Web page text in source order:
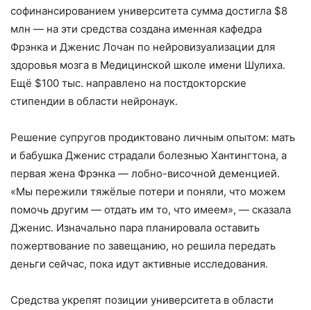
софинансированием университета сумма достигла $8
млн — на эти средства создана именная кафедра
Фрэнка и Дженис Лочан по нейровизуализации для
здоровья мозга в Медицинской школе имени Шулиха.
Ещё $100 тыс. направлено на постдокторские
стипендии в области нейронаук.
Решение супругов продиктовано личным опытом: мать
и бабушка Дженис страдали болезнью Хантингтона, а
первая жена Фрэнка — лобно-височной деменцией.
«Мы пережили тяжёлые потери и поняли, что можем
помочь другим — отдать им то, что имеем», — сказала
Дженис. Изначально пара планировала оставить
пожертвование по завещанию, но решила передать
деньги сейчас, пока идут активные исследования.
Средства укрепят позиции университета в области